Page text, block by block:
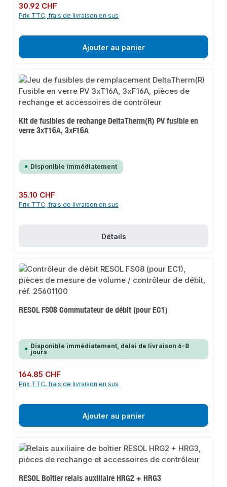
Prix régulier :
30.92 CHF
Prix TTC, frais de livraison en sus
Ajouter au panier
Kit de fusibles de rechange DeltaTherm(R) PV fusible en
verre 3xT16A, 3xF16A
Disponible immédiatement
Prix régulier :
35.10 CHF
Prix TTC, frais de livraison en sus
Détails
RESOL FS08 Commutateur de débit (pour EC1)
Disponible immédiatement, délai de livraison 6-8
jours
Prix régulier :
164.85 CHF
Prix TTC, frais de livraison en sus
Ajouter au panier
RESOL Boîtier relais auxiliaire HRG2 + HRG3